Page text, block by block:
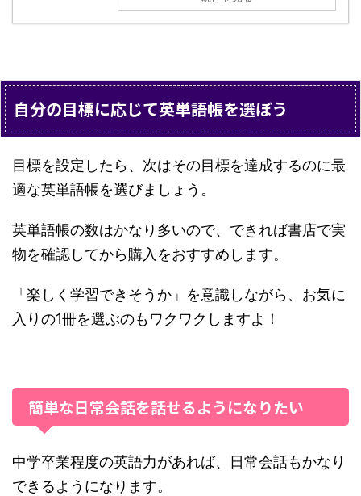
自分の目標に応じて英単語帳を選ぼう
目標を設定したら、次はその目標を達成するのに最
適な英単語帳を選びましょう。
英単語帳の数はかなり多いので、できれば書店で実
物を確認してから購入をおすすめします。
「楽しく学習できそうか」を意識しながら、お気に
入りの1冊を選ぶのもワクワクしますよ！
簡単な日常会話を話せるようになりたい
中学卒業程度の英語力があれば、日常会話もかなり
できるようになります。